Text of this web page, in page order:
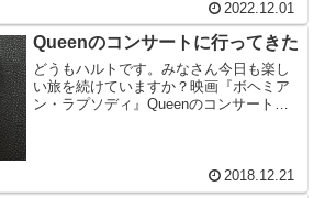
います。わたしのように影響を受けたも
のが、そのスピリッツを次世代につたえ
ていけばいいのです。
2022.12.01
Queenのコンサートに行ってきた
どうもハルトです。みなさん今日も楽し
い旅を続けていますか？映画『ボヘミア
ン・ラプソディ』Queenのコンサートに
2018.12.21